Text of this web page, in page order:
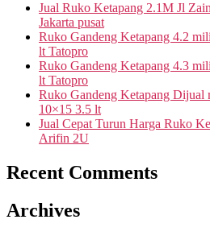
Jual Ruko Ketapang 2.1M Jl
Jakarta pusat
Ruko Gandeng Ketapang 4.2
lt Tatopro
Ruko Gandeng Ketapang 4.3
lt Tatopro
Ruko Gandeng Ketapang Dijual
10×15 3.5 lt
Jual Cepat Turun Harga Ruko
Arifin 2U
Recent Comments
Archives